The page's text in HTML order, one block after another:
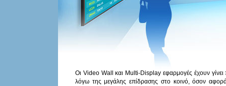
Οι Video Wall και Multi-Display εφαρμογές έχουν γίνει
λόγω της μεγάλης επίδρασης στο κοινό, όσον